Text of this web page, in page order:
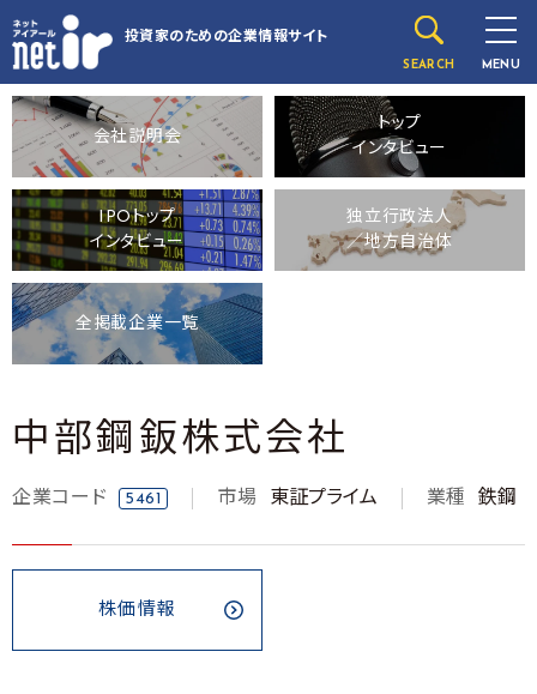
投資家のための企業情報サイト
SEARCH MENU
会社説明会
トップ
インタビュー
IPOトップ
インタビュー
独立行政法人
／地方自治体
全掲載企業一覧
中部鋼鈑株式会社
企業コード 5461 市場 東証プライム 業種 鉄鋼
株価情報